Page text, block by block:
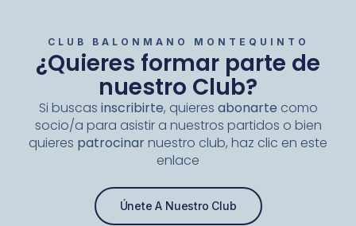
CLUB BALONMANO MONTEQUINTO
¿Quieres formar parte de
nuestro Club?
Si buscas inscribirte, quieres abonarte como
socio/a para asistir a nuestros partidos o bien
quieres patrocinarnuestro club, haz clic en este
enlace
Únete A Nuestro Club